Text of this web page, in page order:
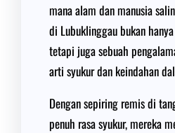
mana alam dan manusia
di Lubuklinggau bukan
tetapi juga sebuah
arti syukur dan keindahan
Dengan sepiring remis di
penuh rasa syukur, mereka